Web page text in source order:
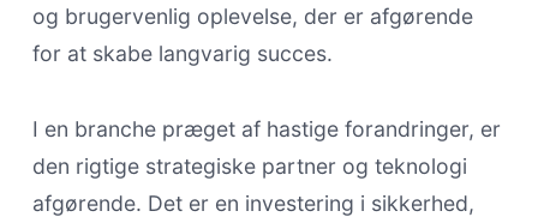
og brugervenlig oplevelse, der er afgørende
for at skabe langvarig succes.
I en branche præget af hastige forandringer, er
den rigtige strategiske partner og teknologi
afgørende. Det er en investering i sikkerhed,